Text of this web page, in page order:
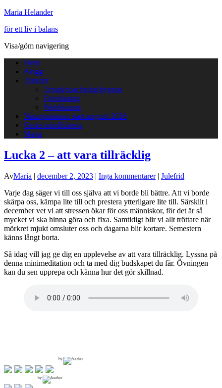
Maria Helander
för ett liv i balans
Visa/göm navigering
Hem
Blogg
Tjänster
Terapi/coachning/hypnos
Föreläsning
Webbkurser
Naturprästinna start augusti 2026
Gratis mindfulness
Maria
Lucka 2 – att vara tillräcklig
AvMaria | december 2, 2023 | Inga kommentarer| Julefrid
Varje dag säger vi till oss själva att vi borde bli bättre. Att vi borde
skärpa oss, kämpa lite till och prestera ytterligare lite till. Särskilt i
december vet vi att stressen ökar för oss människor, för det är så
mycket vi ska hinna göra och fixa. Samtidigt blir vi allt tröttare när
mörkret mjukt omsluter oss och dagarna blir kortare. Semestern
känns långt borta.
Så idag vill jag ge dig en upplevelse av att vara tillräcklig. Lyssna på
denna minimeditation och ta med dig budskapet du får. Övningen
kan du sen upprepa och känna hur det gör skillnad.
by
by